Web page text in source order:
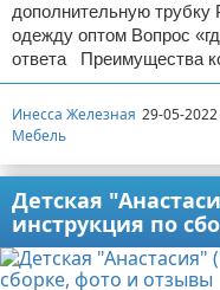
дополнительную трубку
одежду оптом Вопрос
ответа Преимущества
Инесса Железная 29-05-2022
Мебель
Детская
инструкция по